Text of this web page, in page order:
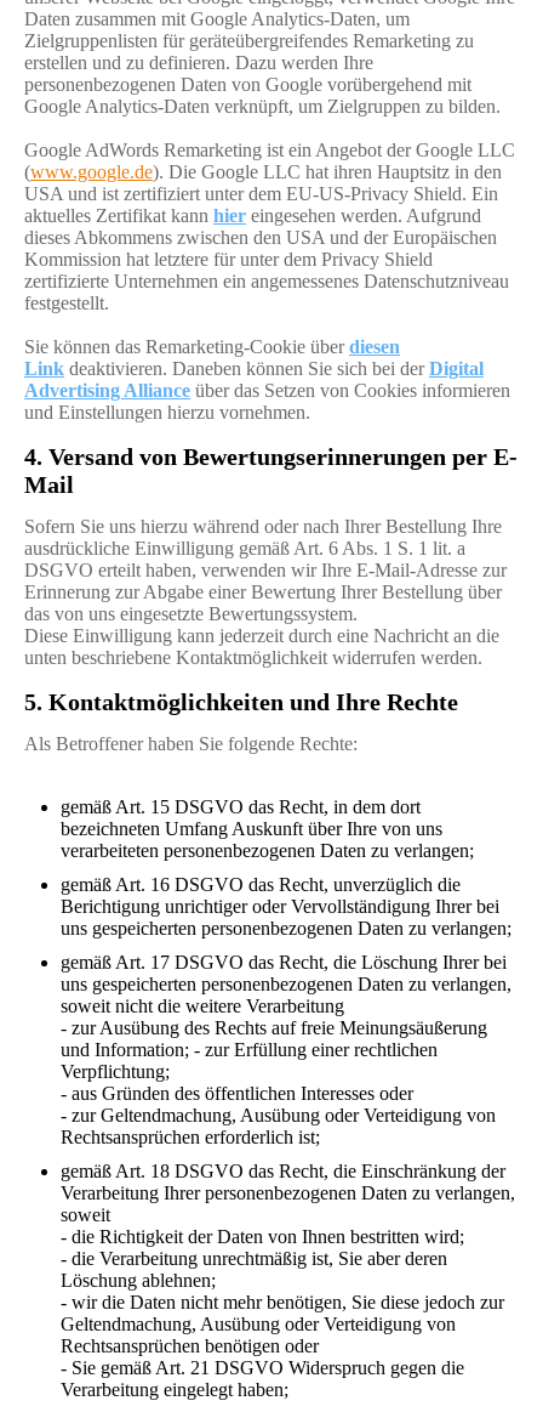
Daten zusammen mit Google Analytics-Daten, um
Zielgruppenlisten für geräteübergreifendes Remarketing zu
erstellen und zu definieren. Dazu werden Ihre
personenbezogenen Daten von Google vorübergehend mit
Google Analytics-Daten verknüpft, um Zielgruppen zu bilden.
Google AdWords Remarketing ist ein Angebot der Google LLC
(www.google.de). Die Google LLC hat ihren Hauptsitz in den
USA und ist zertifiziert unter dem EU-US-Privacy Shield. Ein
aktuelles Zertifikat kann hier eingesehen werden. Aufgrund
dieses Abkommens zwischen den USA und der Europäischen
Kommission hat letztere für unter dem Privacy Shield
zertifizierte Unternehmen ein angemessenes Datenschutzniveau
festgestellt.
Sie können das Remarketing-Cookie überdiesen
Link deaktivieren. Daneben können Sie sich bei derDigital
Advertising Alliance über das Setzen von Cookies informieren
und Einstellungen hierzu vornehmen.
4. Versand von Bewertungserinnerungen per E-
Mail
Sofern Sie uns hierzu während oder nach Ihrer Bestellung Ihre
ausdrückliche Einwilligung gemäß Art. 6 Abs. 1 S. 1 lit. a
DSGVO erteilt haben, verwenden wir Ihre E-Mail-Adresse zur
Erinnerung zur Abgabe einer Bewertung Ihrer Bestellung über
das von uns eingesetzte Bewertungssystem.
Diese Einwilligung kann jederzeit durch eine Nachricht an die
unten beschriebene Kontaktmöglichkeit widerrufen werden.
5. Kontaktmöglichkeiten und Ihre Rechte
Als Betroffener haben Sie folgende Rechte:
gemäß Art. 15 DSGVO das Recht, in dem dort
bezeichneten Umfang Auskunft über Ihre von uns
verarbeiteten personenbezogenen Daten zu verlangen;
gemäß Art. 16 DSGVO das Recht, unverzüglich die
Berichtigung unrichtiger oder Vervollständigung Ihrer bei
uns gespeicherten personenbezogenen Daten zu verlangen;
gemäß Art. 17 DSGVO das Recht, die Löschung Ihrer bei
uns gespeicherten personenbezogenen Daten zu verlangen,
soweit nicht die weitere Verarbeitung
- zur Ausübung des Rechts auf freie Meinungsäußerung
und Information; - zur Erfüllung einer rechtlichen
Verpflichtung;
- aus Gründen des öffentlichen Interesses oder
- zur Geltendmachung, Ausübung oder Verteidigung von
Rechtsansprüchen erforderlich ist;
gemäß Art. 18 DSGVO das Recht, die Einschränkung der
Verarbeitung Ihrer personenbezogenen Daten zu verlangen,
soweit
- die Richtigkeit der Daten von Ihnen bestritten wird;
- die Verarbeitung unrechtmäßig ist, Sie aber deren
Löschung ablehnen;
- wir die Daten nicht mehr benötigen, Sie diese jedoch zur
Geltendmachung, Ausübung oder Verteidigung von
Rechtsansprüchen benötigen oder
- Sie gemäß Art. 21 DSGVO Widerspruch gegen die
Verarbeitung eingelegt haben;